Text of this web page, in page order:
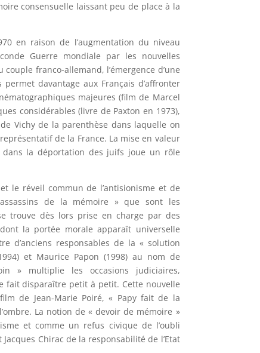
consensuelle laissant peu de place à la
en raison de l’augmentation du niveau
Guerre mondiale par les nouvelles
franco-allemand, l’émergence d’une
davantage aux Français d’affronter
majeures (film de Marcel
considérables (livre de Paxton en 1973),
Vichy de la parenthèse dans laquelle on
de la France. La mise en valeur
la déportation des juifs joue un rôle
le réveil commun de l’antisionisme et de
de la mémoire » que sont les
trouve dès lors prise en charge par des
la portée morale apparaît universelle
d’anciens responsables de la « solution
et Maurice Papon (1998) au nom de
» multiplie les occasions judiciaires,
fait disparaître petit à petit. Cette nouvelle
de Jean-Marie Poiré, « Papy fait de la
La notion de « devoir de mémoire »
et comme un refus civique de l’oubli
Chirac de la responsabilité de l’Etat